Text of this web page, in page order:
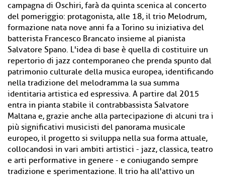
campagna di Oschiri, farà da quinta scenica al concerto
del pomeriggio: protagonista, alle 18, il trio Melodrum,
formazione nata nove anni fa a Torino su iniziativa del
batterista Francesco Brancato insieme al pianista
Salvatore Spano. L'idea di base è quella di costituire un
repertorio di jazz contemporaneo che prenda spunto dal
patrimonio culturale della musica europea, identificando
nella tradizione del melodramma la sua summa
identitaria artistica ed espressiva. A partire dal 2015
entra in pianta stabile il contrabbassista Salvatore
Maltana e, grazie anche alla partecipazione di alcuni tra i
più significativi musicisti del panorama musicale
europeo, il progetto si sviluppa nella sua forma attuale,
collocandosi in vari ambiti artistici - jazz, classica, teatro
e arti performative in genere - e coniugando sempre
tradizione e sperimentazione. Il trio ha all'attivo un